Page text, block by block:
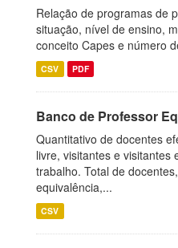
Relação de programas de
situação, nível de ensino,
conceito Capes e número
CSV PDF
Banco de Professor
Quantitativo de docentes
livre, visitantes e visitantes
trabalho. Total de
equivalência,...
CSV